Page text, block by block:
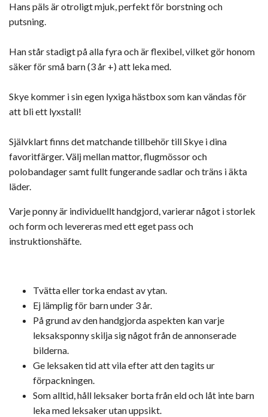
Hans päls är otroligt mjuk, perfekt för borstning och
putsning.
Han står stadigt på alla fyra och är flexibel, vilket gör honom
säker för små barn (3 år +) att leka med.
Skye kommer i sin egen lyxiga hästbox som kan vändas för
att bli ett lyxstall!
Självklart finns det matchande tillbehör till Skye i dina
favoritfärger. Välj mellan mattor, flugmössor och
polobandager samt fullt fungerande sadlar och träns i äkta
läder.
Varje ponny är individuellt handgjord, varierar något i storlek
och form och levereras med ett eget pass och
instruktionshäfte.
Tvätta eller torka endast av ytan.
Ej lämplig för barn under 3 år.
På grund av den handgjorda aspekten kan varje
leksaksponny skilja sig något från de annonserade
bilderna.
Ge leksaken tid att vila efter att den tagits ur
förpackningen.
Som alltid, håll leksaker borta från eld och låt inte barn
leka med leksaker utan uppsikt.